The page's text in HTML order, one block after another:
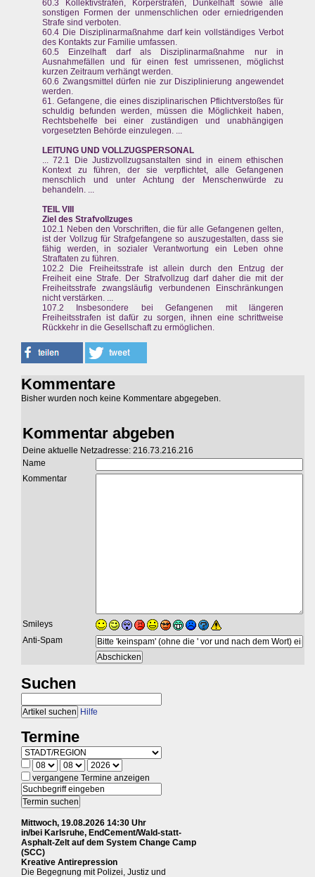
60.3 Kollektivstrafen, Körperstrafen, Dunkelhaft sowie alle
sonstigen Formen der unmenschlichen oder erniedrigenden
Strafe sind verboten.
60.4 Die Disziplinarmaßnahme darf kein vollständiges Verbot
des Kontakts zur Familie umfassen.
60.5 Einzelhaft darf als Disziplinarmaßnahme nur in
Ausnahmefällen und für einen fest umrissenen, möglichst
kurzen Zeitraum verhängt werden.
60.6 Zwangsmittel dürfen nie zur Disziplinierung angewendet
werden.
61. Gefangene, die eines disziplinarischen Pflichtverstoßes für
schuldig befunden werden, müssen die Möglichkeit haben,
Rechtsbehelfe bei einer zuständigen und unabhängigen
vorgesetzten Behörde einzulegen. ...
LEITUNG UND VOLLZUGSPERSONAL
... 72.1 Die Justizvollzugsanstalten sind in einem ethischen
Kontext zu führen, der sie verpflichtet, alle Gefangenen
menschlich und unter Achtung der Menschenwürde zu
behandeln. ...
TEIL VIII
Ziel des Strafvollzuges
102.1 Neben den Vorschriften, die für alle Gefangenen gelten,
ist der Vollzug für Strafgefangene so auszugestalten, dass sie
fähig werden, in sozialer Verantwortung ein Leben ohne
Straftaten zu führen.
102.2 Die Freiheitsstrafe ist allein durch den Entzug der
Freiheit eine Strafe. Der Strafvollzug darf daher die mit der
Freiheitsstrafe zwangsläufig verbundenen Einschränkungen
nicht verstärken. ...
107.2 Insbesondere bei Gefangenen mit längeren
Freiheitsstrafen ist dafür zu sorgen, ihnen eine schrittweise
Rückkehr in die Gesellschaft zu ermöglichen.
Kommentare
Bisher wurden noch keine Kommentare abgegeben.
Kommentar abgeben
Deine aktuelle Netzadresse: 216.73.216.216
Name
Kommentar
Smileys
Anti-Spam
Suchen
Hilfe
Termine
vergangene Termine anzeigen
Mittwoch, 19.08.2026 14:30 Uhr
in/bei Karlsruhe, EndCement/Wald-statt-
Asphalt-Zelt auf dem System Change Camp
(SCC)
Kreative Antirepression
Die Begegnung mit Polizei, Justiz und